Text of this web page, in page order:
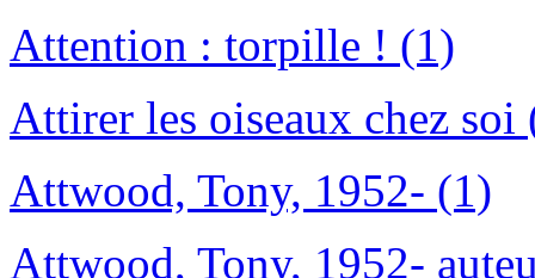
Attention : torpille ! (1)
Attirer les oiseaux chez soi
Attwood, Tony, 1952- (1)
Attwood, Tony, 1952-